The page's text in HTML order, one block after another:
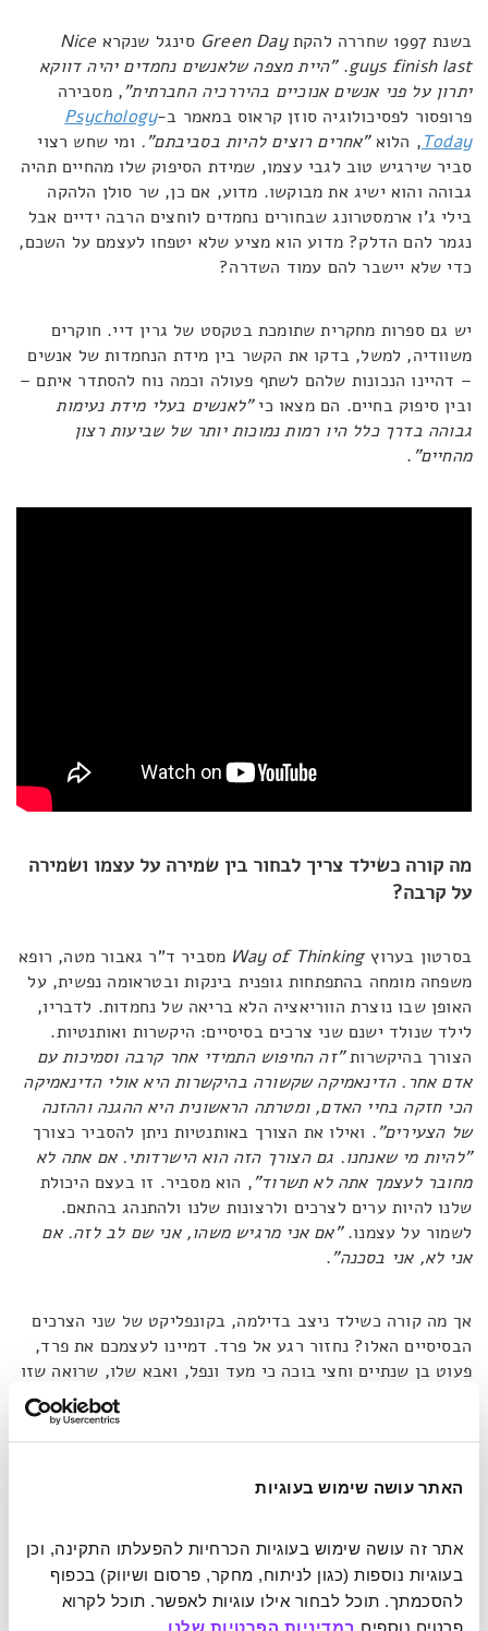
האתר עושה שימוש בעוגיות
פרטים נוספים במדיניות הפרטיות שלנו
בשנת 1997 שחררה להקת Green Day סינגל שנקרא Nice
guys finish last
."היית מצפה שלאנשים נחמדים יהיה דווקא
יתרון על פני אנשים אנוכיים בהיררכיה החברתית", מסבירה
פרופסור לפסיכולוגיה סוזן קראוס במאמר ב-Psychology
Today, הלוא"אחרים רוצים להיות בסביבתם". ומי שחש רצוי
סביר שירגיש טוב לגבי עצמו, שמידת הסיפוק שלו מהחיים תהיה
גבוהה והוא ישיג את מבוקשו. מדוע, אם כן, שר סולן הלהקה
בילי ג'ו ארמסטרונג שבחורים נחמדים לוחצים הרבה ידיים אבל
נגמר להם הדלק? מדוע הוא מציע שלא יטפחו לעצמם על השכם,
כדי שלא יישבר להם עמוד השדרה?
יש גם ספרות מחקרית שתומכת בטקסט של גרין דיי. חוקרים
משוודיה, למשל, בדקו את הקשר בין מידת הנחמדות של אנשים
– דהיינו הנכונות שלהם לשתף פעולה וכמה נוח להסתדר איתם –
ובין סיפוק בחיים. הם מצאו כי"לאנשים בעלי מידת נעימות
גבוהה בדרך כלל היו רמות נמוכות יותר של שביעות רצון
מהחיים".
מה קורה כשילד צריך לבחור בין שמירה על עצמו ושמירה
על קרבה?
בסרטון בערוץWay of Thinking מסביר ד"ר גאבור מטה, רופא
משפחה מומחה בהתפתחות גופנית בינקות ובטראומה נפשית, על
האופן שבו נוצרת הווריאציה הלא בריאה של נחמדות. לדבריו,
לילד שנולד ישנם שני צרכים בסיסיים: היקשרות ואותנטיות.
הצורך בהיקשרות"זה החיפוש התמידי אחר קרבה וסמיכות עם
אדם אחר. הדינאמיקה שקשורה בהיקשרות היא אולי הדינאמיקה
הכי חזקה בחיי האדם, ומטרתה הראשונית היא ההגנה וההזנה
של הצעירים". ואילו את הצורך באותנטיות ניתן להסביר כצורך
"להיות מי שאנחנו. גם הצורך הזה הוא הישרדותי. אם אתה לא
מחובר לעצמך אתה לא תשרוד", הוא מסביר. זו בעצם היכולת
שלנו להיות ערים לצרכים ולרצונות שלנו ולהתנהג בהתאם.
לשמור על עצמנו."אם אני מרגיש משהו, אני שם לב לזה. אם
אני לא, אני בסכנה".
אך מה קורה כשילד ניצב בדילמה, בקונפליקט של שני הצרכים
הבסיסיים האלו? נחזור רגע אל פרד. דמיינו לעצמכם את פרד,
פעוט בן שנתיים וחצי בוכה כי מעד ונפל, ואבא שלו, שרואה שזו
הייתה נפילה קטנה ולא מזיקה מגיב אליו בחוסר סבלנות: 'די
כבר פרד, מה אתה עושה עניין? בקושי קיבלת מכה'. או דמיינו
את פרד בן שלוש כועס ומסרב לאכול ארוחת ערב ואמא שלו –
'למה אתה הופך כל דבר קטן לקשה?'
"יש אנשים שכל כך מרוכזים בלא להיות אנוכיים עד שהם נהיים ממש
אנוכיים מתוך כך. להסכים באופן גורף עם כולם זה לא בהכרח סימן